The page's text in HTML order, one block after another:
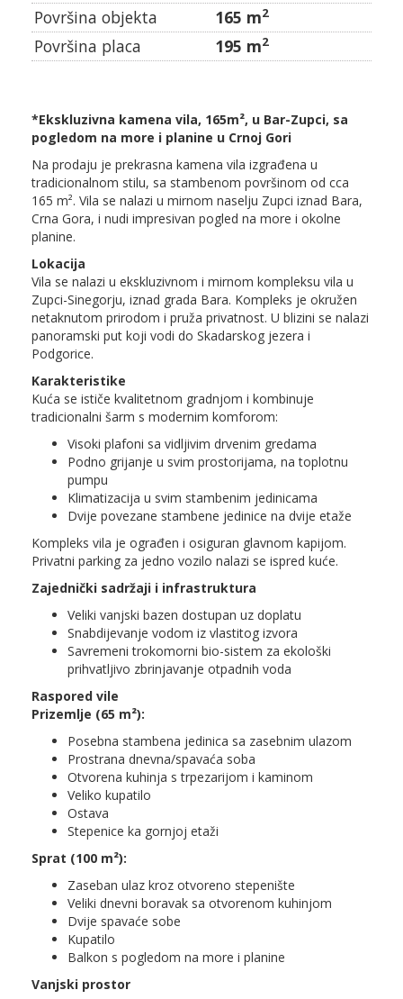
Površina objekta
165 m2
Površina placa 195 m2
*Ekskluzivna kamena vila, 165m², u Bar-Zupci, sa
pogledom na more i planine u Crnoj Gori
Na prodaju je prekrasna kamena vila izgrađena u
tradicionalnom stilu, sa stambenom površinom od cca
165 m². Vila se nalazi u mirnom naselju Zupci iznad Bara,
Crna Gora, i nudi impresivan pogled na more i okolne
planine.
Lokacija
Vila se nalazi u ekskluzivnom i mirnom kompleksu vila u
Zupci-Sinegorju, iznad grada Bara. Kompleks je okružen
netaknutom prirodom i pruža privatnost. U blizini se nalazi
panoramski put koji vodi do Skadarskog jezera i
Podgorice.
Karakteristike
Kuća se ističe kvalitetnom gradnjom i kombinuje
tradicionalni šarm s modernim komforom:
Visoki plafoni sa vidljivim drvenim gredama
Podno grijanje u svim prostorijama, na toplotnu
pumpu
Klimatizacija u svim stambenim jedinicama
Dvije povezane stambene jedinice na dvije etaže
Kompleks vila je ograđen i osiguran glavnom kapijom.
Privatni parking za jedno vozilo nalazi se ispred kuće.
Zajednički sadržaji i infrastruktura
Veliki vanjski bazen dostupan uz doplatu
Snabdijevanje vodom iz vlastitog izvora
Savremeni trokomorni bio-sistem za ekološki
prihvatljivo zbrinjavanje otpadnih voda
Raspored vile
Prizemlje (65 m²):
Posebna stambena jedinica sa zasebnim ulazom
Prostrana dnevna/spavaća soba
Otvorena kuhinja s trpezarijom i kaminom
Veliko kupatilo
Ostava
Stepenice ka gornjoj etaži
Sprat (100 m²):
Zaseban ulaz kroz otvoreno stepenište
Veliki dnevni boravak sa otvorenom kuhinjom
Dvije spavaće sobe
Kupatilo
Balkon s pogledom na more i planine
Vanjski prostor